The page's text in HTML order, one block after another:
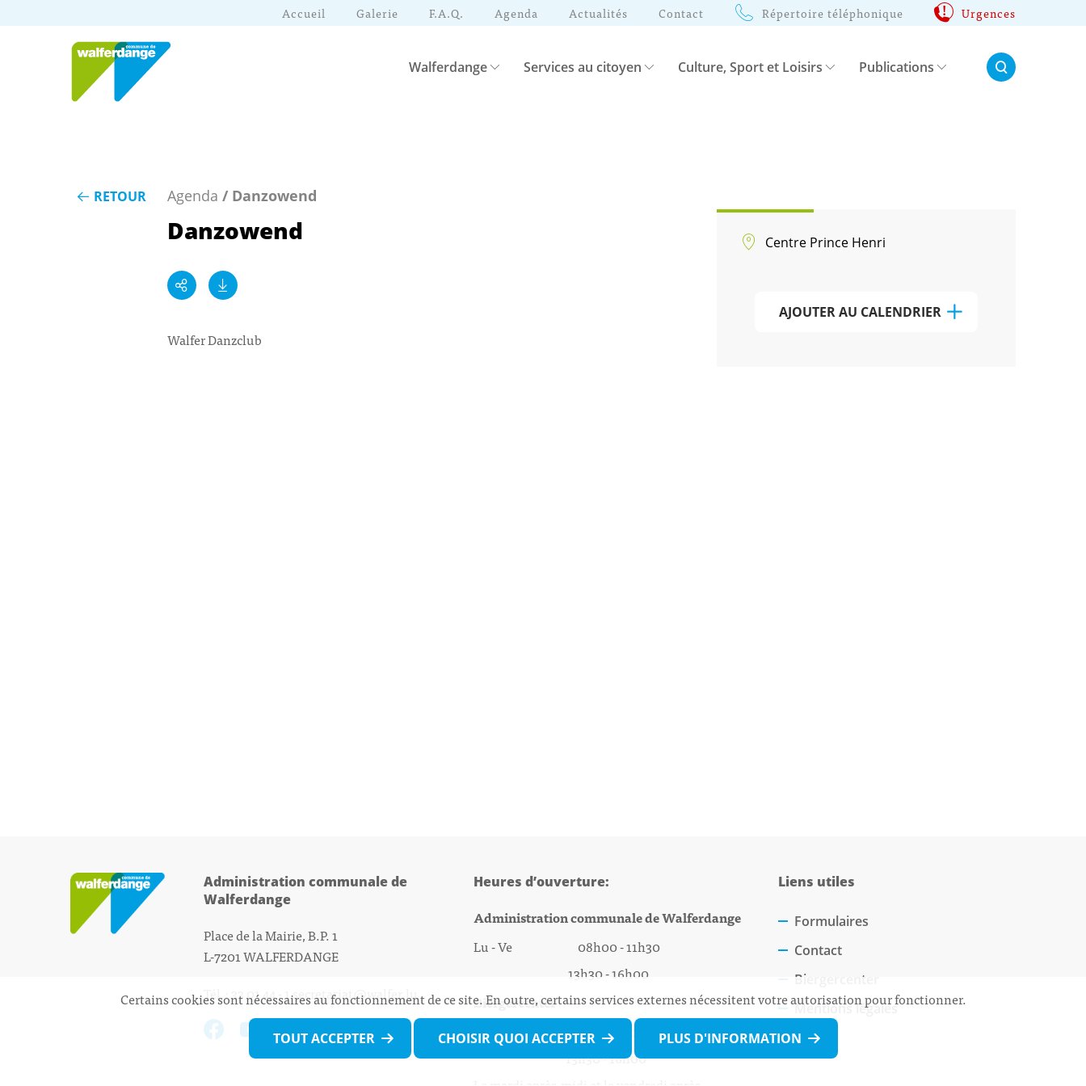
Accueil Galerie F.A.Q. Agenda Actualités Contact Répertoire téléphonique Urgences
Walferdange Services au citoyen Culture, Sport et Loisirs Publications Rechercher:
RETOUR Agenda / Danzowend
Danzowend
Walfer Danzclub
Centre Prince Henri
AJOUTER AU CALENDRIER
Administration communale de
Walferdange
Place de la Mairie, B.P. 1
L-7201 WALFERDANGE
Tél.: 33 01 44 - 1secretariat@walfer.lu
Heures d’ouverture:
Administration communale de Walferdange
Lu - Ve 08h00 - 11h30
13h30 - 16h00
Biergercenter
Lu - Ve 08h00 - 11h30
13h30 - 16h00
Liens utiles
Formulaires
Contact
Biergercenter
Mentions légales
Certains cookies sont nécessaires au fonctionnement de ce site. En outre, certains services externes nécessitent votre autorisation pour fonctionner.
TOUT ACCEPTER CHOISIR QUOI ACCEPTER PLUS D'INFORMATION